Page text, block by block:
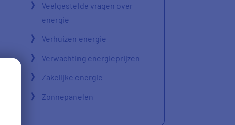
Veelgestelde vragen over
energie
Verhuizen energie
Verwachting energieprijzen
Zakelijke energie
Zonnepanelen